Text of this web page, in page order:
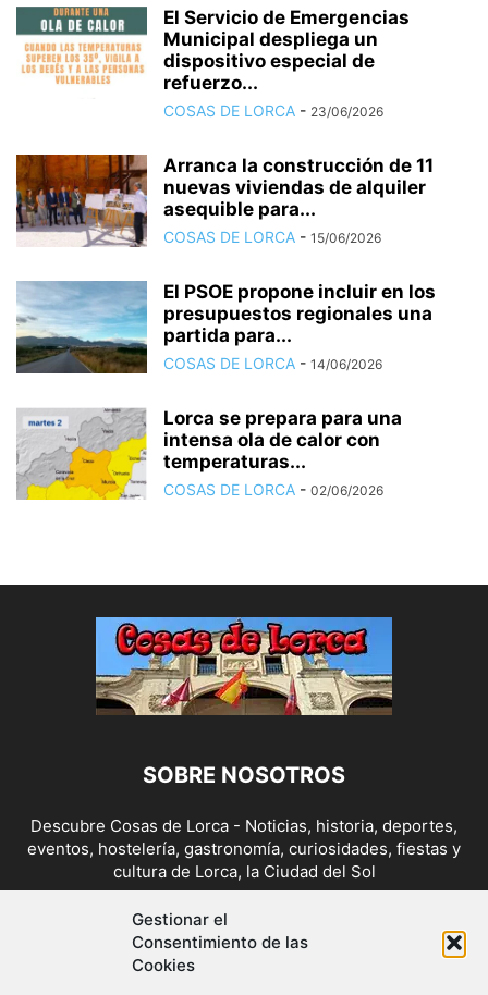
Gestionar el
Consentimiento de las
Cookies
El Servicio de Emergencias
Municipal despliega un
dispositivo especial de
refuerzo...
COSAS DE LORCA - 23/06/2026
Arranca la construcción de 11
nuevas viviendas de alquiler
asequible para...
COSAS DE LORCA - 15/06/2026
El PSOE propone incluir en los
presupuestos regionales una
partida para...
COSAS DE LORCA - 14/06/2026
Lorca se prepara para una
intensa ola de calor con
temperaturas...
COSAS DE LORCA - 02/06/2026
SOBRE NOSOTROS
Descubre Cosas de Lorca - Noticias, historia, deportes,
eventos, hostelería, gastronomía, curiosidades, fiestas y
cultura de Lorca, la Ciudad del Sol
Contáctanos:cosasdelorca@gmail.com
SÍGUENOS